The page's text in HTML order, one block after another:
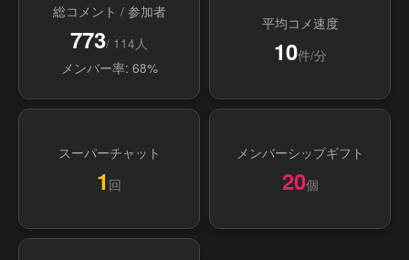
総コメント / 参加者
773/ 114人
メンバー率: 68%
平均コメ速度
10件/分
スーパーチャット
1 回
メンバーシップギフト
20個